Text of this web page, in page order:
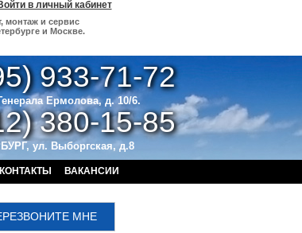
МНЕ
монтаж и сервис
и Москве.
в личный кабинет
933-71-72
Ермолова, д. 10/6.
380-15-85
ул. Выборгская, д.8
КОНТАКТЫ ВАКАНСИИ